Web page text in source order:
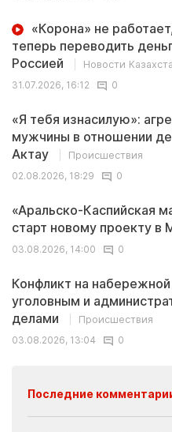
«Корона» не
теперь переводить
Россией
Новости
31.07.2026, 16:12
0
«Я тебя изнасилую»:
мужчины в отношении
Актау
Происшествия
02.08.2026, 18:29
0
«Аральско-Каспийская
старт новому проекту в
03.08.2026, 14:00
0
Конфликт на
уголовным и
делами
Происшествия
03.08.2026, 13:04
0
Последние